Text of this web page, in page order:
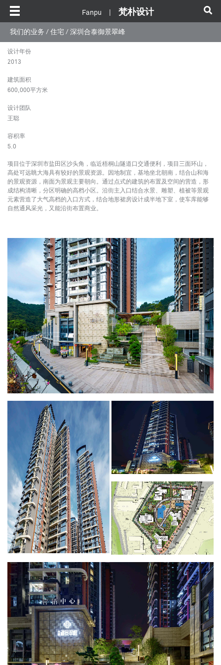
Fanpu | 梵朴设计
我们的业务 / 住宅 / 深圳合泰御景翠峰
深圳合泰御景翠峰
Shenzhen Hetai Yujing Cuifeng
广东 深圳
设计年份
2013
建筑面积
600,000平方米
设计团队
王聪
容积率
5.0
项目位于深圳市盐田区沙头角，临近梧桐山隧道口交通便利，项目三面环山，
高处可远眺大海具有较好的景观资源。因地制宜，基地坐北朝南，结合山和海
的景观资源，南面为景观主要朝向。通过点式的建筑的布置及空间的营造，形
成结构清晰，分区明确的高档小区。沿街主入口结合水景、雕塑、植被等景观
元素营造了大气高档的入口方式，结合地形裙房设计成半地下室，使车库能够
自然通风采光，又能沿街布置商业。